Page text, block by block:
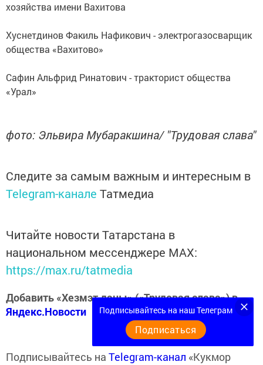
хозяйства имени Вахитова
Хуснетдинов Факиль Нафикович - электрогазосварщик
общества «Вахитово»
Сафин Альфрид Ринатович - тракторист общества
«Урал»
фото: Эльвира Мубаракшина/ "Трудовая слава"
Следите за самым важным и интересным в
Telegram-канале Татмедиа
Читайте новости Татарстана в
национальном мессенджере MАХ:
https://max.ru/tatmedia
Добавить «Хезмэт даны» («Трудовая слава») в
Яндекс.Новости
Подписывайтесь на Telegram-канал «Кукмор
Подписывайтесь на наш Телеграм
Подписаться